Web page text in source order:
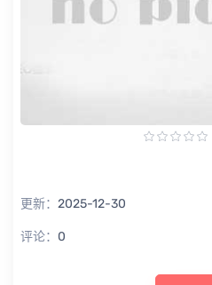
更新： 2025-12-30
评论： 0